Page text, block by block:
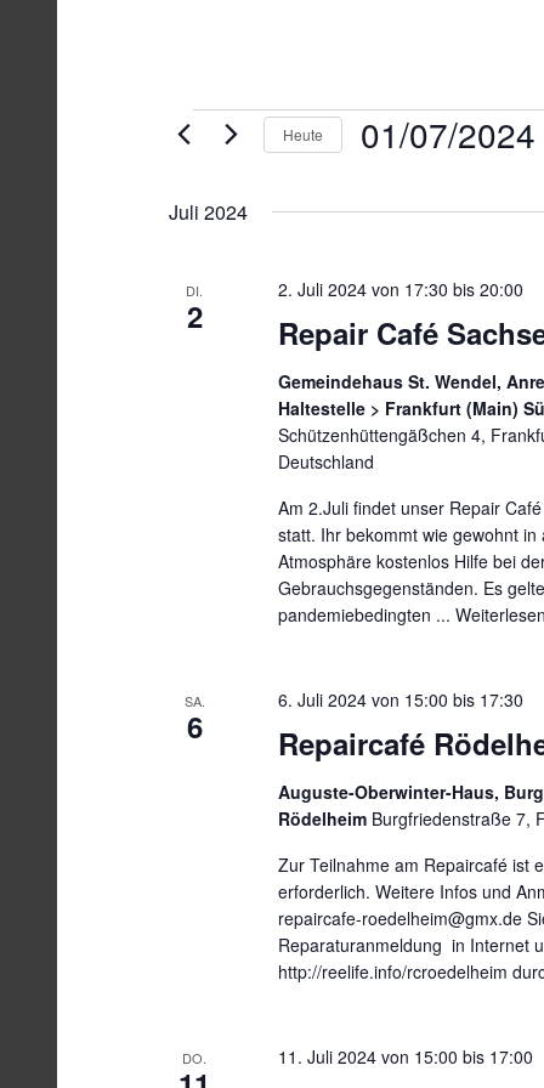
Veranstaltungen
Heute 01/07/2024
m
w
ä
h
l
e
n
.
Juli 2024
DI.
2 Repair Café
2. Juli 2024 von 17:30 bis 20:00
Gemeindehaus St. Wendel,
Haltestelle > Frankfurt (Main)
Schützenhüttengäßchen 4,
Deutschland
Am 2.Juli findet unser Repair
statt. Ihr bekommt wie gewohnt in
Atmosphäre kostenlos Hilfe bei
Gebrauchsgegenständen. Es
pandemiebedingten ... Weiterlesen
SA.
6 Repaircafé
6. Juli 2024 von 15:00 bis 17:30
Auguste-Oberwinter-Haus,
Rödelheim Burgfriedenstraße 7,
Zur Teilnahme am Repaircafé ist
erforderlich. Weitere Infos und
repaircafe-roedelheim@gmx.de
Reparaturanmeldung in Internet
http://reelife.info/rcroedelheim
DO. 11. Juli 2024 von 15:00 bis 17:00